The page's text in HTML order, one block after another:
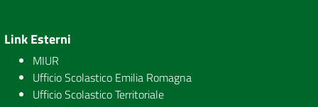
Link Esterni
MIUR
Ufficio Scolastico Emilia Romagna
Ufficio Scolastico Territoriale